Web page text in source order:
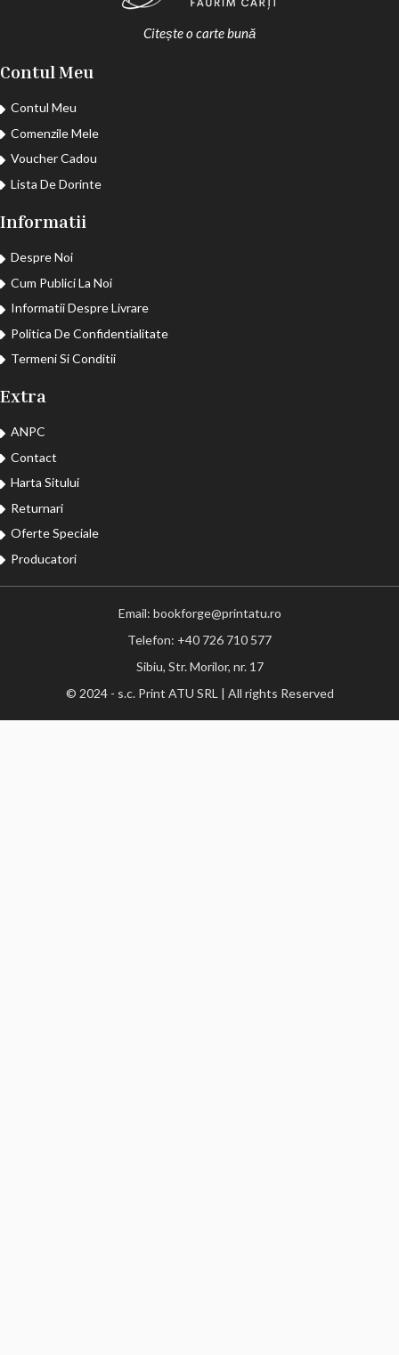
Citește o carte bună
Contul Meu
Contul Meu
Comenzile Mele
Voucher Cadou
Lista De Dorinte
Informatii
Despre Noi
Cum Publici La Noi
Informatii Despre Livrare
Politica De Confidentialitate
Termeni Si Conditii
Extra
ANPC
Contact
Harta Sitului
Returnari
Oferte Speciale
Producatori
Email: bookforge@printatu.ro
Telefon: +40 726 710 577
Sibiu, Str. Morilor, nr. 17
© 2024 - s.c. Print ATU SRL | All rights Reserved